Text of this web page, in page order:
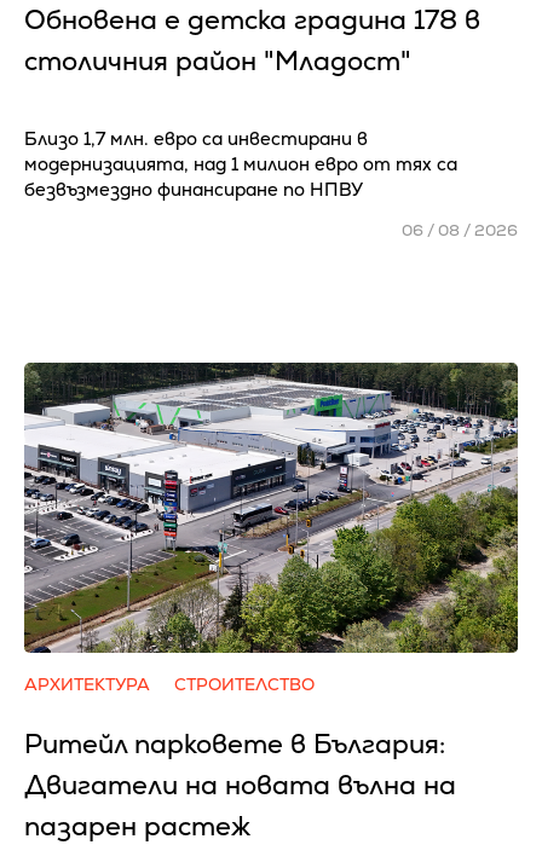
Обновена е детска градина 178 в
столичния район "Младост"
Близо 1,7 млн. евро са инвестирани в
модернизацията, над 1 милион евро от тях са
безвъзмездно финансиране по НПВУ
06 / 08 / 2026
АРХИТЕКТУРА СТРОИТЕЛСТВО
Ритейл парковете в България:
Двигатели на новата вълна на
пазарен растеж